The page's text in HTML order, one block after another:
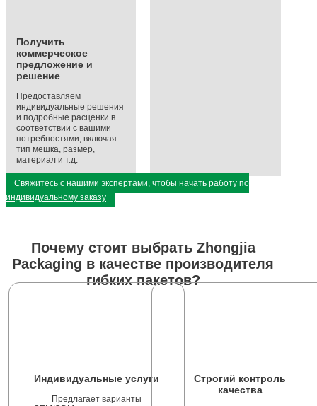
Получить
коммерческое
предложение и
решение
Предоставляем
индивидуальные решения
и подробные расценки в
соответствии с вашими
потребностями, включая
тип мешка, размер,
материал и т.д.
Свяжитесь с нашими экспертами, чтобы начать работу по
индивидуальному заказу
Почему стоит выбрать Zhongjia
Packaging в качестве производителя
гибких пакетов?
Индивидуальные услуги
Предлагает варианты
Строгий контроль
качества